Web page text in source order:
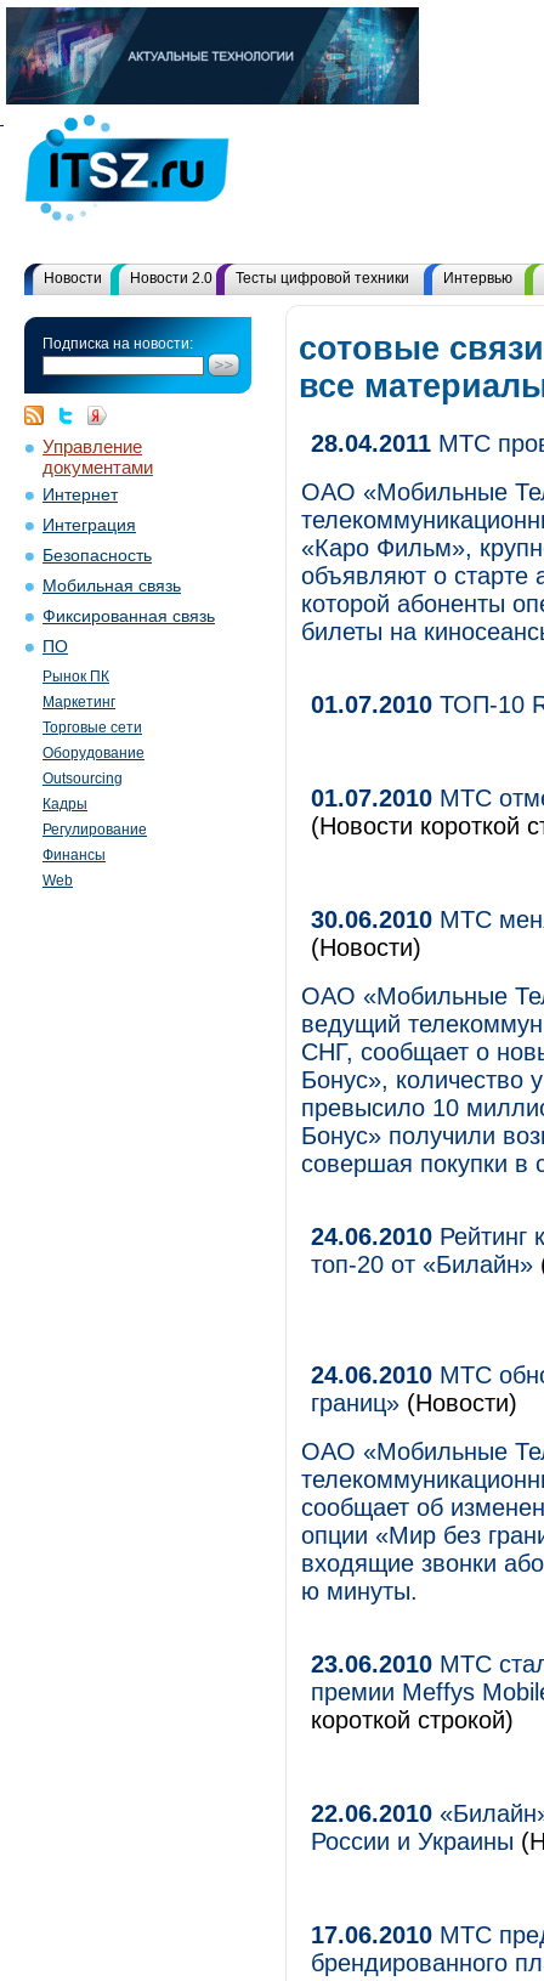
Новости Новости 2.0 Тесты цифровой техники Интервью
Подписка на новости:
Управление
документами
Интернет
Интеграция
Безопасность
Мобильная связь
Фиксированная связь
ПО
Рынок ПК
Маркетинг
Торговые сети
Оборудование
Outsourcing
Кадры
Регулирование
Финансы
Web
сотовые
все
28.04.2011 МТС
ОАО «Мобильные
«Каро Фильм»,
объявляют о старте
которой абоненты
билеты на
01.07.2010 ТОП-10
01.07.2010 МТС
(Новости короткой
30.06.2010 МТС
(Новости)
ОАО «Мобильные
ведущий
СНГ, сообщает о
Бонус», количество
превысило 10
Бонус» получили
совершая покупки в
24.06.2010 Рейтинг
топ-20 от «Билайн»
24.06.2010 МТС
границ» (Новости)
ОАО «Мобильные
сообщает об
опции «Мир без
входящие звонки
ю минуты.
23.06.2010 МТС
премии Meffys
короткой строкой)
22.06.2010
России и Украины
17.06.2010 МТС
брендированного